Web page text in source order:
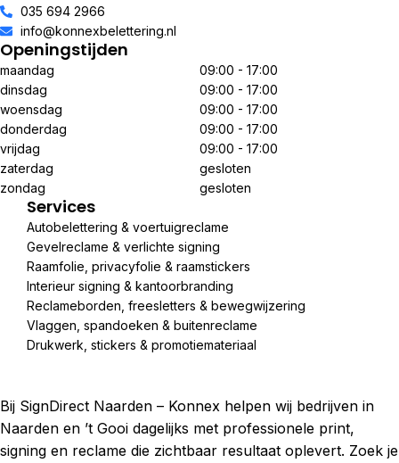
035 694 2966
info@konnexbelettering.nl
Openingstijden
maandag
09:00 - 17:00
dinsdag
09:00 - 17:00
woensdag
09:00 - 17:00
donderdag
09:00 - 17:00
vrijdag
09:00 - 17:00
zaterdag
gesloten
zondag
gesloten
Services
Autobelettering & voertuigreclame
Gevelreclame & verlichte signing
Raamfolie, privacyfolie & raamstickers
Interieur signing & kantoorbranding
Reclameborden, freesletters & bewegwijzering
Vlaggen, spandoeken & buitenreclame
Drukwerk, stickers & promotiemateriaal
Bij SignDirect Naarden – Konnex helpen wij bedrijven in
Naarden en ’t Gooi dagelijks met professionele print,
signing en reclame die zichtbaar resultaat oplevert. Zoek je